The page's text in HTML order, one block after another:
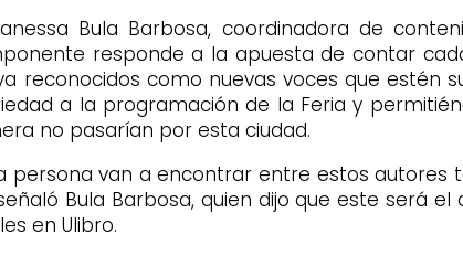
Bula Barbosa, coordinadora de
responde a la apuesta de contar
reconocidos como nuevas voces que estén
a la programación de la Feria y
no pasarían por esta ciudad.
persona van a encontrar entre estos autores
Bula Barbosa, quien dijo que este será
en Ulibro.